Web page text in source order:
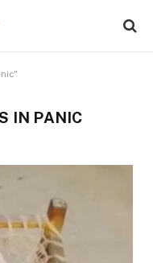
IN PANIC